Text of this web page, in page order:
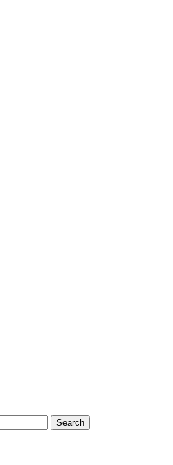
Search